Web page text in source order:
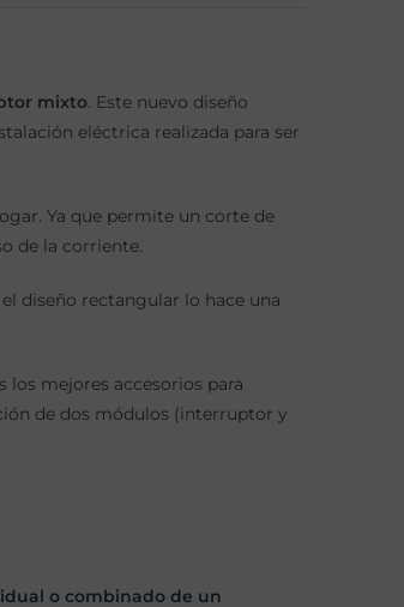
mixto . Este nuevo diseño
eléctrica realizada para ser
Ya que permite un corte de
de la corriente.
diseño rectangular lo hace una
los mejores accesorios para
de dos módulos (interruptor y
o combinado de un